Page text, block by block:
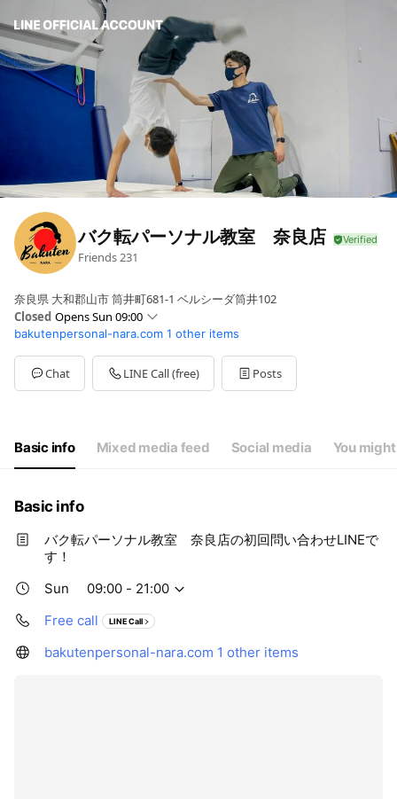
バク転パーソナル教室 奈良店
Friends231
奈良県 大和郡山市 筒井町681-1 ベルシーダ筒井102
Closed Opens Sun 09:00
Sun09:00 - 21:00
Mon09:00 - 21:00
Tue09:00 - 21:00
Wed09:00 - 21:00
09:00 - 21:00
bakutenpersonal-nara.com 1 other items
Chat LINE Call (free) Posts
Basic info Mixed media feed Social media You
Basic info
バク転パーソナル教室 奈良店の初回問い合わせLINEで
す！
Sun
09:00 - 21:00
Free call
LINE Call
bakutenpersonal-nara.com 1 other items